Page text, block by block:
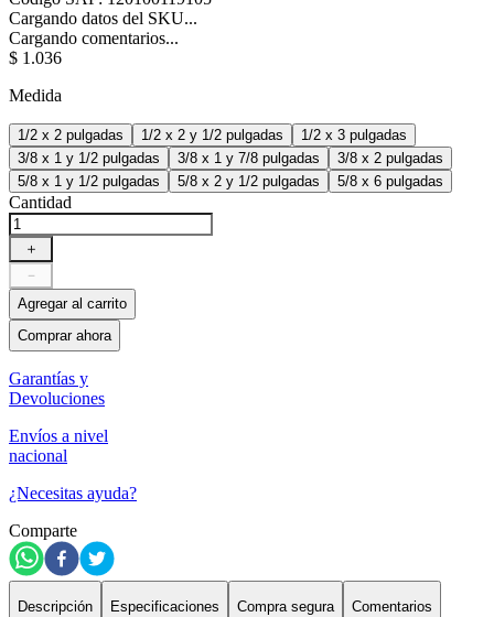
Cargando datos del SKU...
Cargando comentarios...
$ 1 .036
Medida
1/2 x 2 pulgadas 1/2 x 2 y 1/2 pulgadas
1/2 x 3 pulgadas
3/8 x 1 y 1/2 pulgadas
3/8 x 1 y 7/8 pulgadas
3/8 x 2 pulgadas
5/8 x 1 y 1/2 pulgadas
5/8 x 2 y 1/2 pulgadas 5/8 x 6 pulgadas
Cantidad
＋
－
Agregar al carrito
Comprar ahora
Garantías y
Devoluciones
Envíos a nivel
nacional
¿Necesitas ayuda?
Comparte
Descripción Especificaciones Compra segura Comentarios